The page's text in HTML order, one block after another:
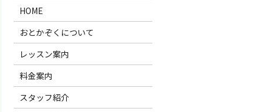
HOME
おとかぞくについて
レッスン案内
料金案内
スタッフ紹介